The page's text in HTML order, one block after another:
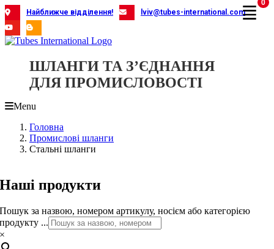
Skip
to
content
Найближче відділення! lviv@tubes-international.com
ШЛАНГИ ТА З’ЄДНАННЯ
ДЛЯ ПРОМИСЛОВОСТІ
Menu
Головна
Промислові шланги
Стальні шланги
Наші продукти
Пошук за назвою, номером артикулу, носієм або категорією
продукту ...
×
0